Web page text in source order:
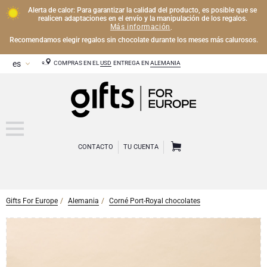
Alerta de calor: Para garantizar la calidad del producto, es posible que se
realicen adaptaciones en el envío y la manipulación de los regalos.
Más información .
Recomendamos elegir regalos sin chocolate durante los meses más calurosos.
COMPRAS EN ELUSD ENTREGA EN ALEMANIA
CONTACTO TU CUENTA
CHAMPÁN
Gifts For Europe Alemania Corné Port-Royal chocolates